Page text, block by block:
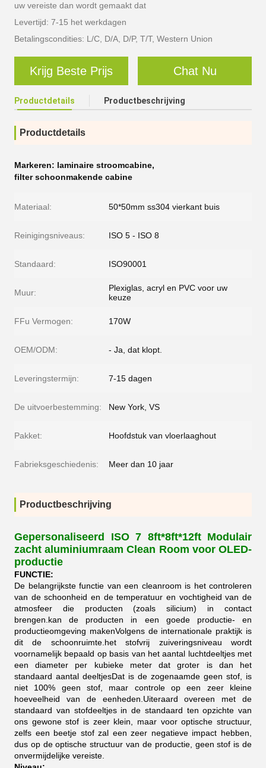
uw vereiste dan wordt gemaakt dat
Levertijd: 7-15 het werkdagen
Betalingscondities: L/C, D/A, D/P, T/T, Western Union
Krijg Beste Prijs Chat Nu
Productdetails Productbeschrijving
Productdetails
Markeren: laminaire stroomcabine,
filter schoonmakende cabine
Materiaal: 50*50mm ss304 vierkant buis
Reinigingsniveaus: ISO 5 - ISO 8
Standaard: ISO90001
Muur:
Plexiglas, acryl en PVC voor uw
keuze
FFu Vermogen: 170W
OEM/ODM: - Ja, dat klopt.
Leveringstermijn: 7-15 dagen
De uitvoerbestemming: New York, VS
Pakket: Hoofdstuk van vloerlaaghout
Fabrieksgeschiedenis: Meer dan 10 jaar
Productbeschrijving
Gepersonaliseerd ISO 7 8ft*8ft*12ft Modulair
zacht aluminiumraam Clean Room voor OLED-
productie
FUNCTIE:
De belangrijkste functie van een cleanroom is het controleren
van de schoonheid en de temperatuur en vochtigheid van de
atmosfeer die producten (zoals silicium) in contact
brengen.kan de producten in een goede productie- en
productieomgeving makenVolgens de internationale praktijk is
dit de schoonruimte.het stofvrij zuiveringsniveau wordt
voornamelijk bepaald op basis van het aantal luchtdeeltjes met
een diameter per kubieke meter dat groter is dan het
standaard aantal deeltjesDat is de zogenaamde geen stof, is
niet 100% geen stof, maar controle op een zeer kleine
hoeveelheid van de eenheden.Uiteraard overeen met de
standaard van stofdeeltjes in de standaard ten opzichte van
ons gewone stof is zeer klein, maar voor optische structuur,
zelfs een beetje stof zal een zeer negatieve impact hebben,
dus op de optische structuur van de productie, geen stof is de
onvermijdelijke vereiste.